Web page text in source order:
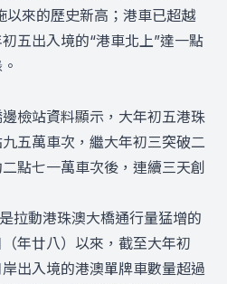
以來的歷史新高；港車已超越
五出入境的“港車北上”達一點
檢站資料顯示，大年初五港珠
五萬車次，繼大年初三突破二
點七一萬車次後，連續三天創
拉動港珠澳大橋通行量猛增的
年廿八）以來，截至大年初
出入境的港澳單牌車數量超過